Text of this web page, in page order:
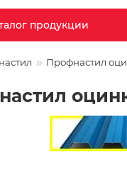
продукции
Профнастил